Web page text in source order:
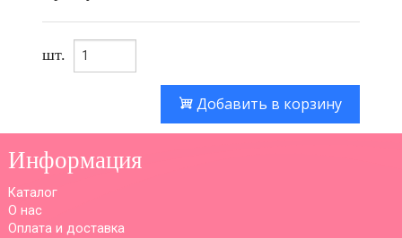
шт.
Добавить в корзину
Информация
Каталог
О нас
Оплата и доставка